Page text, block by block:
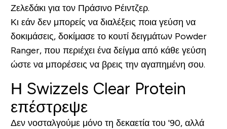
Ζελεδάκι για τον Πράσινο Ρέιντζερ.
Κι εάν δεν μπορείς να διαλέξεις ποια γεύση να
δοκιμάσεις, δοκίμασε το κουτί δειγμάτων Powder
Ranger, που περιέχει ένα δείγμα από κάθε γεύση
ώστε να μπορέσεις να βρεις την αγαπημένη σου.
Η Swizzels Clear Protein
επέστρεψε
Δεν νοσταλγούμε μόνο τη δεκαετία του '90, αλλά